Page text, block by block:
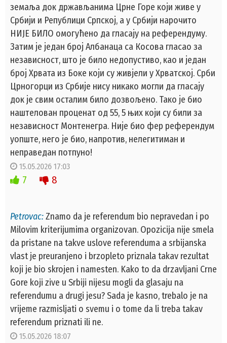
земаља док држављанима Црне Горе који живе у
Србији и Републици Српској, а у Србији нарочито
НИЈЕ БИЛО омогућено да гласају на референдуму.
Затим је један број Албанаца са Косова гласао за
независност, што је било недопустиво, као и један
број Хрвата из Боке који су живјели у Хрватској. Срби
Црногорци из Србије нису никако могли да гласају
док је свим осталим било дозвољено. Тако је био
наштелован проценат од 55, 5 њих који су били за
независност Монтенегра. Није био фер референдум
уопште, него је био, напротив, нелегитиман и
неправедан потпуно!
15.05.2026 17:03
7 8
Petrovac:Znamo da je referendum bio nepravedan i po
Milovim kriterijumima organizovan. Opozicija nije smela
da pristane na takve uslove referenduma a srbijanska
vlast je preuranjeno i brzopleto priznala takav rezultat
koji je bio skrojen i namesten. Kako to da drzavljani Crne
Gore koji zive u Srbiji nijesu mogli da glasaju na
referendumu a drugi jesu? Sada je kasno, trebalo je na
vrijeme razmisljati o svemu i o tome da li treba takav
referendum priznati ili ne.
15.05.2026 18:07